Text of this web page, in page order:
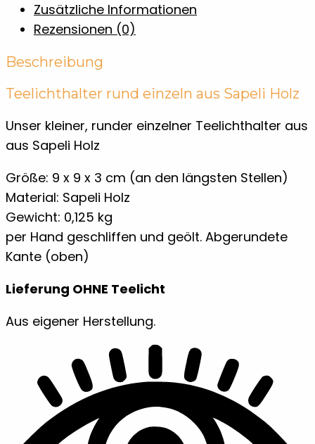
Zusätzliche Informationen
Rezensionen (0)
Beschreibung
Teelichthalter rund einzeln aus Sapeli Holz
Unser kleiner, runder einzelner Teelichthalter aus
aus Sapeli Holz
Größe: 9 x 9 x 3 cm (an den längsten Stellen)
Material: Sapeli Holz
Gewicht: 0,125 kg
per Hand geschliffen und geölt. Abgerundete
Kante (oben)
Lieferung OHNE Teelicht
Aus eigener Herstellung.